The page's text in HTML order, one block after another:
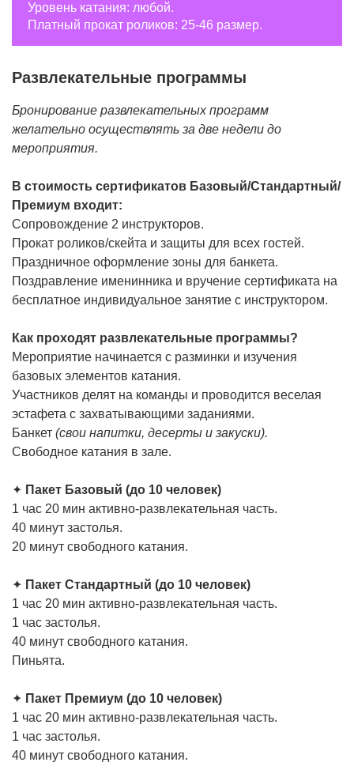
Уровень катания: любой.
Платный прокат роликов: 25-46 размер.
Развлекательные программы
Бронирование развлекательных программ
желательно осуществлять за две недели до
мероприятия.
В стоимость сертификатов Базовый/Стандартный/
Премиум входит:
Сопровождение 2 инструкторов.
Прокат роликов/скейта и защиты для всех гостей.
Праздничное оформление зоны для банкета.
Поздравление именинника и вручение сертификата на
бесплатное индивидуальное занятие с инструктором.
Как проходят развлекательные программы?
Мероприятие начинается с разминки и изучения
базовых элементов катания.
Участников делят на команды и проводится веселая
эстафета с захватывающими заданиями.
Банкет (свои напитки, десерты и закуски).
Свободное катания в зале.
✦ Пакет Базовый (до 10 человек)
1 час 20 мин активно-развлекательная часть.
40 минут застолья.
20 минут свободного катания.
✦ Пакет Стандартный (до 10 человек)
1 час 20 мин активно-развлекательная часть.
1 час застолья.
40 минут свободного катания.
Пиньята.
✦ Пакет Премиум (до 10 человек)
1 час 20 мин активно-развлекательная часть.
1 час застолья.
40 минут свободного катания.